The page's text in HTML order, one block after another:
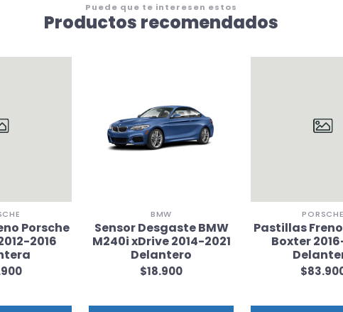
Puede que te interesen estos
Productos recomendados
Porsche
2016
BMW
Sensor Desgaste BMW
M240i xDrive 2014-2021
Delantero
$18.900
PORSCHE
Pastillas
Boxter